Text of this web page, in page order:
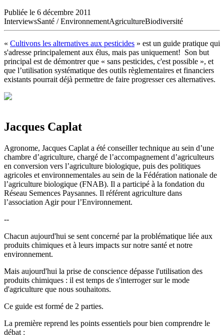
Publiée le 6 décembre 2011
InterviewsSanté / EnvironnementAgricultureBiodiversité
« Cultivons les alternatives aux pesticides » est un guide pratique qui
s'adresse principalement aux élus, mais pas uniquement! Son but
principal est de démontrer que « sans pesticides, c'est possible », et
que l’utilisation systématique des outils règlementaires et financiers
existants pourrait déjà permettre de faire progresser ces alternatives.
Jacques Caplat
Agronome, Jacques Caplat a été conseiller technique au sein d’une
chambre d’agriculture, chargé de l’accompagnement d’agriculteurs
en conversion vers l’agriculture biologique, puis des politiques
agricoles et environnementales au sein de la Fédération nationale de
l’agriculture biologique (FNAB). Il a participé à la fondation du
Réseau Semences Paysannes. Il référent agriculture dans
l’association Agir pour l’Environnement.
--
Chacun aujourd'hui se sent concerné par la problématique liée aux
produits chimiques et à leurs impacts sur notre santé et notre
environnement.
Mais aujourd'hui la prise de conscience dépasse l'utilisation des
produits chimiques : il est temps de s'interroger sur le mode
d'agriculture que nous souhaitons.
Ce guide est formé de 2 parties.
La première reprend les points essentiels pour bien comprendre le
débat :